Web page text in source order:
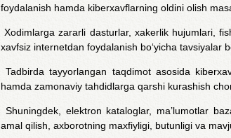
foydalanish hamda kiberxavflarning oldini olish
Xodimlarga zararli dasturlar, xakerlik hujumlari,
xavfsiz internetdan foydalanish bo‘yicha tavsiyalar
Tadbirda tayyorlangan taqdimot asosida
hamda zamonaviy tahdidlarga qarshi kurashish
Shuningdek, elektron kataloglar, ma’lumotlar
amal qilish, axborotning maxfiyligi, butunligi va